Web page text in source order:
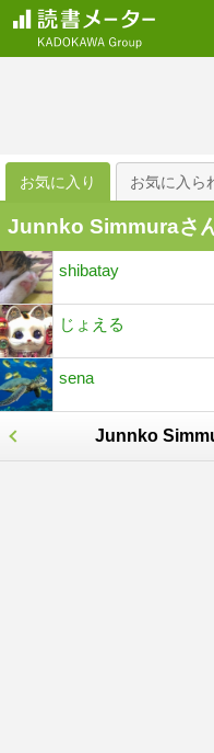
お気に入り お気に入ら
Junnko Simmuraさ
shibatay
じょえる
sena
Junnko